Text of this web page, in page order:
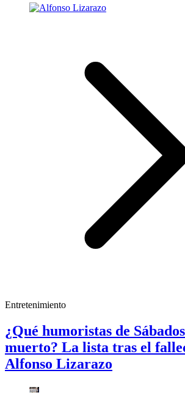
Entretenimiento
¿Qué humoristas de
muerto? La lista tras el
Alfonso Lizarazo